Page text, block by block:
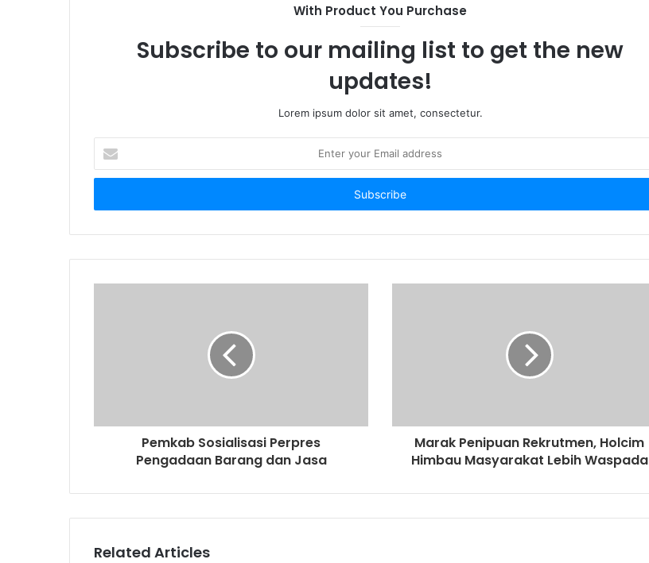
With Product You Purchase
Subscribe to our mailing list to get the new
updates!
Lorem ipsum dolor sit amet, consectetur.
t
r
u
r
Pemkab Sosialisasi Perpres
Pengadaan Barang dan Jasa
Marak Penipuan Rekrutmen, Holcim
Himbau Masyarakat Lebih Waspada
Related Articles